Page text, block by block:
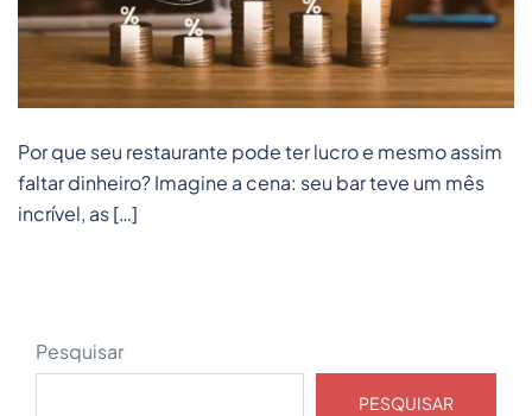
Por que seu restaurante pode ter lucro e mesmo assim
faltar dinheiro? Imagine a cena: seu bar teve um mês
incrível, as […]
Pesquisar
PESQUISAR